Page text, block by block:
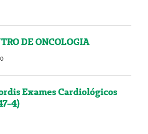
DE ONCOLOGIA
Exames Cardiológicos
4)